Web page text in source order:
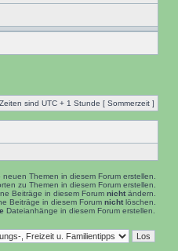
sind UTC + 1 Stunde [ Sommerzeit ]
neuen Themen in diesem Forum erstellen.
zu Themen in diesem Forum erstellen.
Beiträge in diesem Forum nicht ändern.
Beiträge in diesem Forum nicht löschen.
Dateianhänge in diesem Forum erstellen.